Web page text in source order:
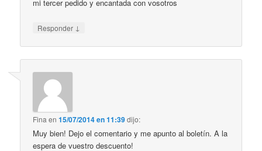
mi tercer pedido y encantada con vosotros
Responder ↓
Fina en15/07/2014 en 11:39dijo:
Muy bien! Dejo el comentario y me apunto al boletín. A la
espera de vuestro descuento!